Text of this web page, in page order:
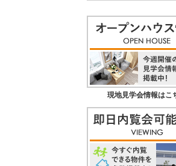
現地見学会情報はこ